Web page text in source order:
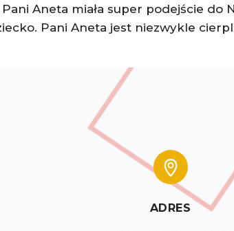
Aneta miała super podejście do
Pani Aneta jest niezwykle
ADRES